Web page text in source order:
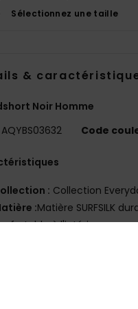
Sélectionnez une taille
&
Noir Homme
AQYBS03632 Code
: Collection
:Matière SURFSILK
à l'intérieur